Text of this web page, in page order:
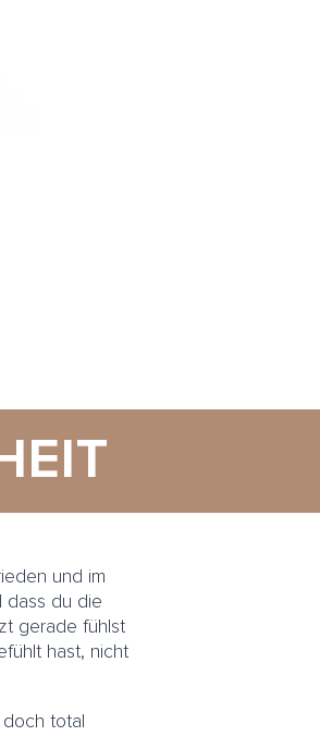
und im
dass du die
gerade fühlst
hast, nicht
total